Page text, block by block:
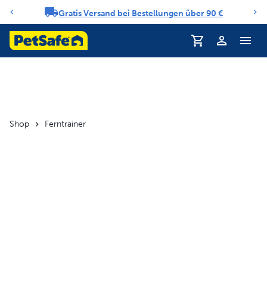
Benachrichtigungs-Karussell
Gratis Versand bei Bestellungen über 90 €
Profil
Shop Ferntrainer